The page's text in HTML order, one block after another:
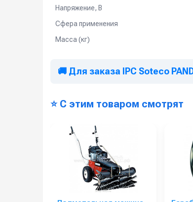
Напряжение, В
Сфера применения
Масса (кг)
🚚 Для заказа IPC Soteco
⭐ С этим товаром смотрят